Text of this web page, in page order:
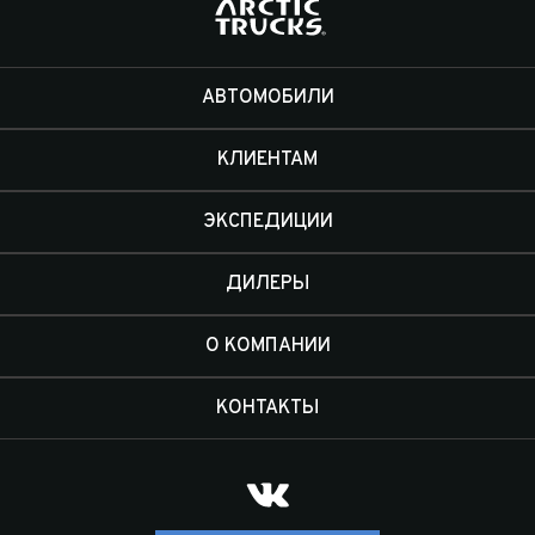
АВТОМОБИЛИ
КЛИЕНТАМ
ЭКСПЕДИЦИИ
ДИЛЕРЫ
О КОМПАНИИ
КОНТАКТЫ
Отправить